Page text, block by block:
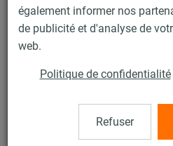
également informer nos
de publicité et d'analyse de
web.
Politique de confidentialité
Refuser
Produits Technique de fixation
Equerre de renfort
Equerre